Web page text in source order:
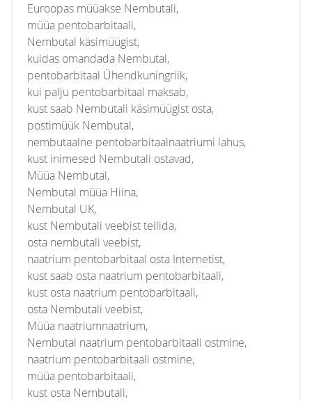
Euroopas müüakse Nembutali,
müüa pentobarbitaali,
Nembutal käsimüügist,
kuidas omandada Nembutal,
pentobarbitaal Ühendkuningriik,
kui palju pentobarbitaal maksab,
kust saab Nembutali käsimüügist osta,
postimüük Nembutal,
nembutaalne pentobarbitaalnaatriumi lahus,
kust inimesed Nembutali ostavad,
Müüa Nembutal,
Nembutal müüa Hiina,
Nembutal UK,
kust Nembutali veebist tellida,
osta nembutali veebist,
naatrium pentobarbitaal osta Internetist,
kust saab osta naatrium pentobarbitaali,
kust osta naatrium pentobarbitaali,
osta Nembutali veebist,
Müüa naatriumnaatrium,
Nembutal naatrium pentobarbitaali ostmine,
naatrium pentobarbitaali ostmine,
müüa pentobarbitaali,
kust osta Nembutali,